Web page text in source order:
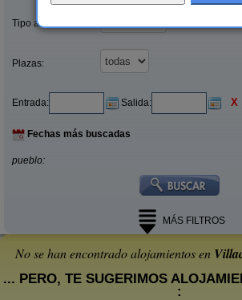
Tipo alquiler:
Plazas:
Entrada: Salida: X
Fechas más buscadas
pueblo:
MÁS FILTROS
No se han encontrado alojamientos en
... PERO, TE SUGERIMOS
: